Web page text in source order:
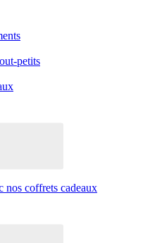
petits
nos coffrets cadeaux